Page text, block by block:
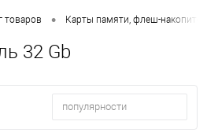
товаров • Карты памяти, флеш-
32 Gb
популярности